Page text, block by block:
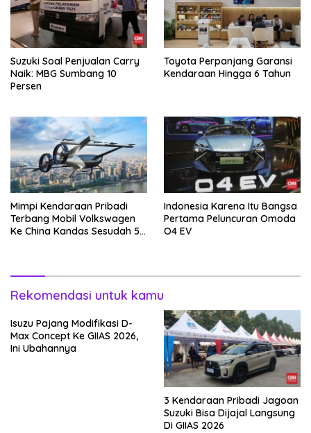
Suzuki Soal Penjualan Carry
Naik: MBG Sumbang 10
Persen
Toyota Perpanjang Garansi
Kendaraan Hingga 6 Tahun
Mimpi Kendaraan Pribadi
Terbang Mobil Volkswagen
Ke China Kandas Sesudah 5
Indonesia Karena Itu Bangsa
Pertama Peluncuran Omoda
O4 EV
Rekomendasi untuk kamu
Isuzu Pajang Modifikasi D-
Max Concept Ke GIIAS 2026,
Ini Ubahannya
3 Kendaraan Pribadi Jagoan
Suzuki Bisa Dijajal Langsung
Di GIIAS 2026